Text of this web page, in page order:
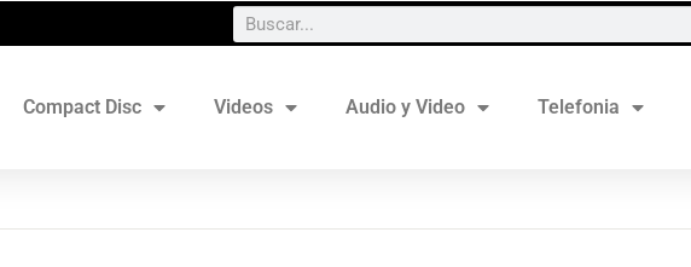
Compact Disc Videos Audio y Video Telefonia